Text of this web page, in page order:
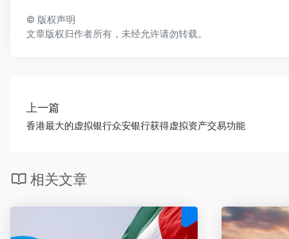
© 版权声明
文章版权归作者所有，未经允许请勿转载。
上一篇
香港最大的虚拟银行众安银行获得虚拟资产交易功能
相关文章